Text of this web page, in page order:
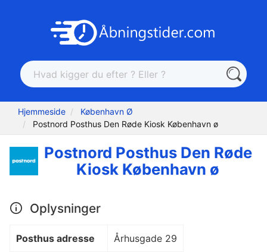
Hjemmeside
København Ø
Postnord Posthus Den Røde Kiosk København ø
Postnord Posthus Den Røde
Kiosk København ø
Oplysninger
Posthus adresse Århusgade 29